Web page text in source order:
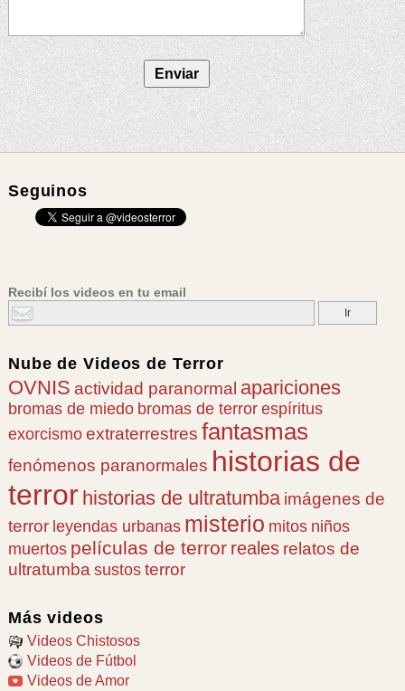
Seguinos
Recibí los videos en tu email
Nube deVideos de Terror
OVNIS actividad paranormal apariciones
bromas de miedo bromas de terror espíritus
exorcismo extraterrestres fantasmas
fenómenos paranormales historias de
terror historias de ultratumba imágenes de
terror leyendas urbanas misterio mitos niños
muertos películas de terror reales relatos de
ultratumba sustos terror
Más videos
Videos Chistosos
Videos de Fútbol
Videos de Amor